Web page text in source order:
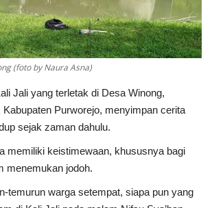
Kreatif
(foto by Naura Asna)
Jali yang terletak di Desa Winong,
Purworejo, menyimpan cerita
sejak zaman dahulu.
memiliki keistimewaan, khususnya bagi
menemukan jodoh.
temurun warga setempat, siapa pun yang